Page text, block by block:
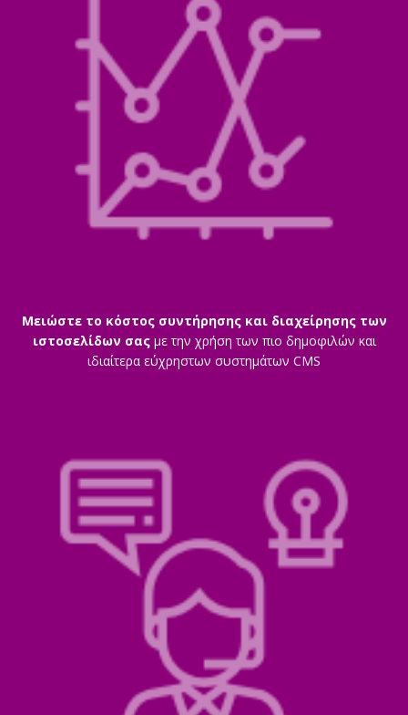
Μειώστε το κόστος συντήρησης και διαχείρησης των
ιστοσελίδων σας με την χρήση των πιο δημοφιλών και
ιδιαίτερα εύχρηστων συστημάτων CMS